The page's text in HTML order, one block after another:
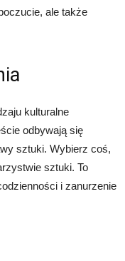
ale także
kulturalne
odbywają się
sztuki. Wybierz coś,
sztuki. To
i zanurzenie